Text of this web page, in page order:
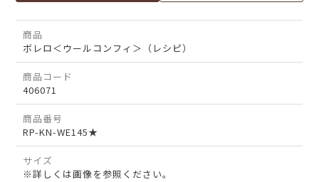
商品
ボレロ＜ウールコンフィ＞（レシピ）
商品コード
406071
商品番号
RP-KN-WE145★
サイズ
※詳しくは画像を参照ください。